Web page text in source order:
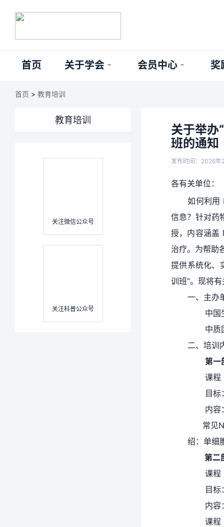
首页 关于学会 会员中心 奖
首页 > 教育培训
教育培训
关注微信公众号
关注科普公众号
关于举办
班的通知
发布时间：2026年
各有关单位：
如何利用
信息？针对药
授，内容涵盖
治疗。为帮助
提供系统化、
训班”。现将
一、主办
中国生
中质
二、培训
第一
课程
目
内容
常见
绍：单细
第二
课程
目
内容
课程